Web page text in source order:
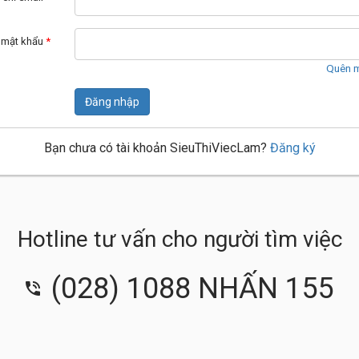
khẩu *
Quên
Đăng nhập
Bạn chưa có tài khoản SieuThiViecLam? Đăng ký
Hotline tư vấn cho người tìm việc
(028) 1088 NHẤN 155